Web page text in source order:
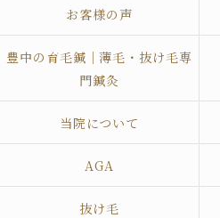
お客様の声
豊中の育毛鍼｜薄毛・抜け毛専
門鍼灸
当院について
AGA
抜け毛